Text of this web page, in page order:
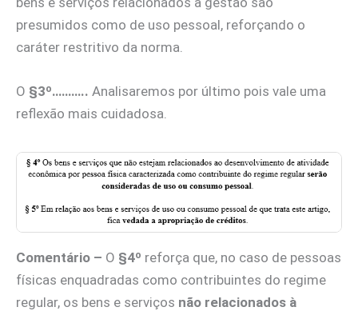
presumidos como de uso pessoal, reforçando o
caráter restritivo da norma.
O §3º……….. Analisaremos por último pois vale uma
reflexão mais cuidadosa.
Comentário – O §4º reforça que, no caso de pessoas
físicas enquadradas como contribuintes do regime
regular, os bens e serviços não relacionados à